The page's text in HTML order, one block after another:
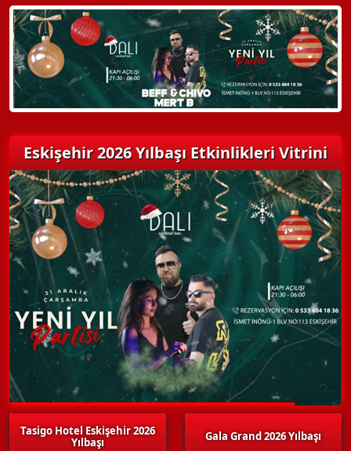
Detaylı Bilgi Alın
Eskişehir 2026 Yılbaşı Etkinlikleri Vitrini
Tasigo Hotel Eskişehir 2026
Yılbaşı
Gala Grand 2026 Yılbaşı